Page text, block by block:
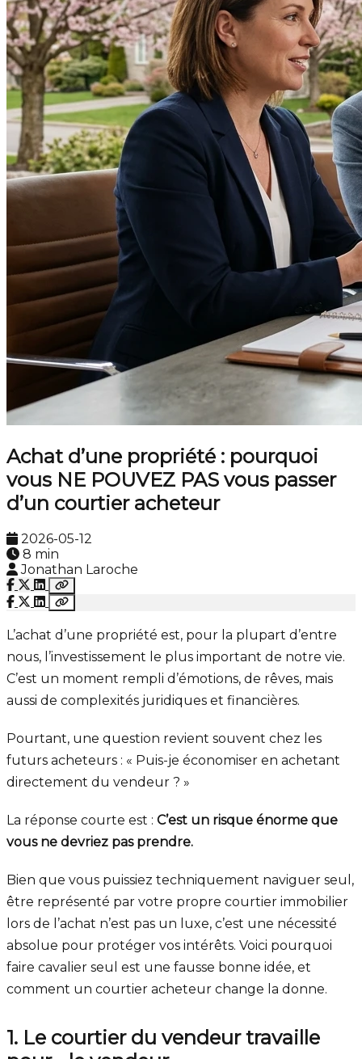
Achat d’une propriété : pourquoi
vous NE POUVEZ PAS vous passer
d’un courtier acheteur
2026-05-12
8 min
Jonathan Laroche
L’achat d’une propriété est, pour la plupart d’entre
nous, l’investissement le plus important de notre vie.
C’est un moment rempli d’émotions, de rêves, mais
aussi de complexités juridiques et financières.
Pourtant, une question revient souvent chez les
futurs acheteurs : « Puis-je économiser en achetant
directement du vendeur ? »
La réponse courte est : C’est un risque énorme que
vous ne devriez pas prendre.
Bien que vous puissiez techniquement naviguer seul,
être représenté par votre propre courtier immobilier
lors de l’achat n’est pas un luxe, c’est une nécessité
absolue pour protéger vos intérêts. Voici pourquoi
faire cavalier seul est une fausse bonne idée, et
comment un courtier acheteur change la donne.
1. Le courtier du vendeur travaille